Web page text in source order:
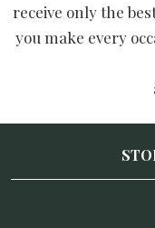
receive only the
you make every